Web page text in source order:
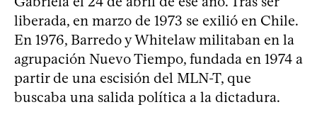
liberada, en marzo de 1973 se exilió en Chile.
En 1976, Barredo y Whitelaw militaban en la
agrupación Nuevo Tiempo, fundada en 1974 a
partir de una escisión del MLN-T, que
buscaba una salida política a la dictadura.